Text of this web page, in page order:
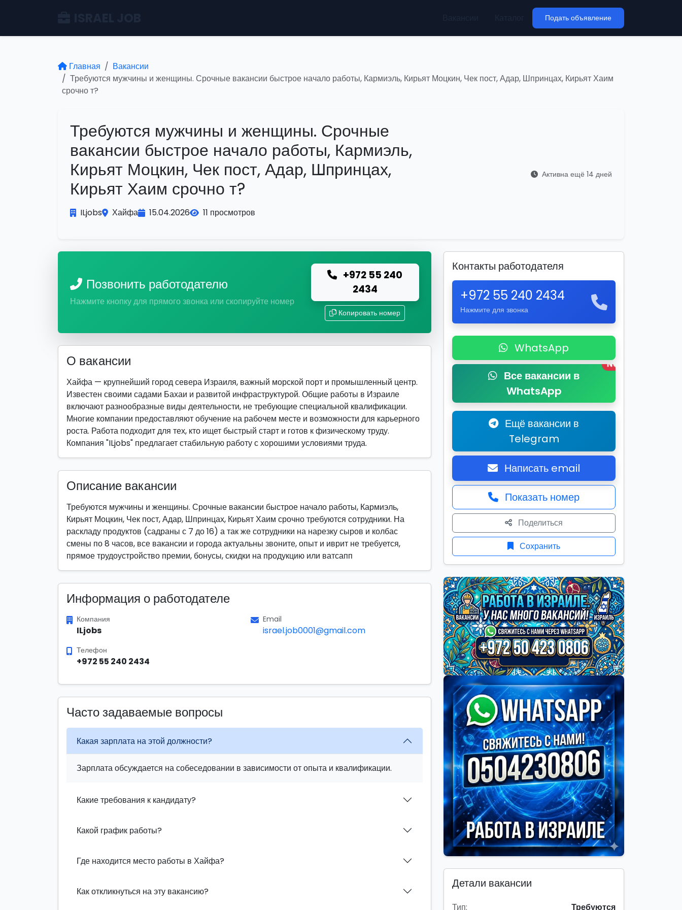
Подать объявление
Главная
Вакансии
Требуются мужчины и женщины. Срочные вакансии быстрое начало работы, Кармиэль, Кирьят Моцкин, Чек пост, Адар, Шпринцах, Кирьят Хаим
срочно т?
Требуются мужчины и женщины. Срочные
вакансии быстрое начало работы, Кармиэль,
Кирьят Моцкин, Чек пост, Адар, Шпринцах,
Кирьят Хаим срочно т?
ILjobs Хайфа 15.04.2026 11 просмотров
Активна ещё 14 дней
Позвонить работодателю
Нажмите кнопку для прямого звонка или скопируйте номер
+972 55 240
2434
Копировать номер
О вакансии
Хайфа — крупнейший город севера Израиля, важный морской порт и промышленный центр.
Известен своими садами Бахаи и развитой инфраструктурой. Общие работы в Израиле
включают разнообразные виды деятельности, не требующие специальной квалификации.
Многие компании предоставляют обучение на рабочем месте и возможности для карьерного
роста. Работа подходит для тех, кто ищет быстрый старт и готов к физическому труду.
Компания "ILjobs" предлагает стабильную работу с хорошими условиями труда.
Описание вакансии
Требуются мужчины и женщины. Срочные вакансии быстрое начало работы, Кармиэль,
Кирьят Моцкин, Чек пост, Адар, Шпринцах, Кирьят Хаим срочно требуются сотрудники. На
раскладу продуктов (садраны с 7 до 16) а так же сотрудники на нарезку сыров и колбас
смены по 8 часов, все вакансии и города актуальны звоните, опыт и иврит не требуется,
прямое трудоустройство премии, бонусы, скидки на продукцию или ватсапп
Информация о работодателе
Компания
ILjobs
Email
israel.job0001@gmail.com
Телефон
+972 55 240 2434
Часто задаваемые вопросы
Какая зарплата на этой должности?
Зарплата обсуждается на собеседовании в зависимости от опыта и квалификации.
Какие требования к кандидату?
Какой график работы?
Где находится место работы в Хайфа?
Как откликнуться на эту вакансию?
Контакты работодателя
+972 55 240 2434
Нажмите для звонка
WhatsApp
Все вакансии в
WhatsApp
New
Ещё вакансии в
Telegram
Написать email
Показать номер
Поделиться
Сохранить
Детали вакансии
Тип: Требуются